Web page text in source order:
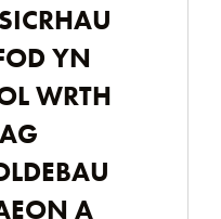
YN
WRTH
A